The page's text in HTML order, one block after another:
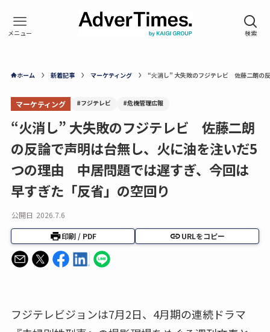
ホーム 新着記事 マーケティング “火消し” 大失敗のフジテレビ 佐藤二朗の
マーケティング #フジテレビ #危機管理広報
“火消し” 大失敗のフジテレビ 佐藤二朗
の反論で声明は台無し、火に油を注いだ5
つの理由 中居問題では遅すぎ、今回は
早すぎた「反省」の空回り
公開日 2026.7.6
印刷 / PDF URLをコピー
フジテレビジョンは7月2日、4月期の連続ドラマ